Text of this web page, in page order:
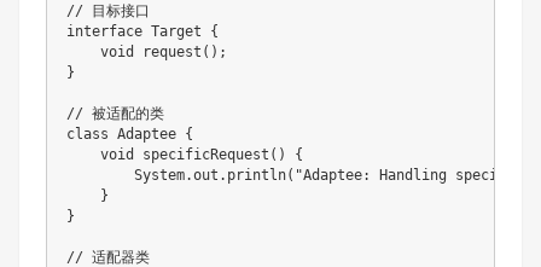
// 目标接口
interface Target
{
void
request ( ) ;
}
// 被适配的类
class Adaptee {
void
specificRequest ( )
{
System.out . println( "Adaptee: Handling specific
}
}
// 适配器类